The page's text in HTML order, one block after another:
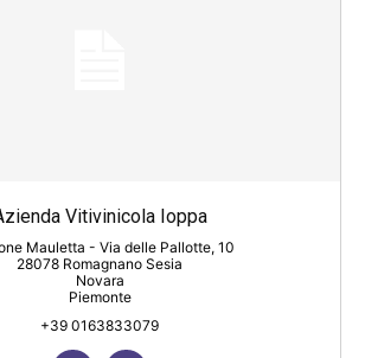
Vitivinicola Ioppa
Mauletta - Via delle Pallotte, 10
28078 Romagnano Sesia
Novara
Piemonte
+39 0163833079